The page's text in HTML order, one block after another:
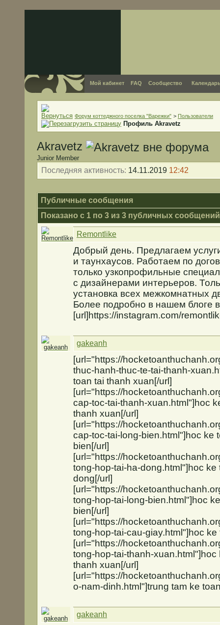
Мой кабинет FAQ Сообщество
Форум коттеджного поселка "Варежки" > Пользователи
Профиль Akravetz
Akravetz
Junior Member
Последняя активность: 14.11.2019 12:42
Публичные сообщения
Показано с 1 по 3 из 3 публичных сообщений
Remontlike
Добрый день. Предлагаем
и таунхаусов. Работаем по
только узкопрофильные
с дизайнерами интерьеров.
установка всех межкомнатных
Более подробно в нашем блоге
[url]https://instagram.com/
gakeanh
[url="https://
thuc-hanh-thuc-te-tai-thanh-
toan tai thanh xuan[/url]
[url="https://
cap-toc-tai-thanh-xuan.html"]hoc
thanh xuan[/url]
[url="https://
cap-toc-tai-long-bien.html"]hoc ke
bien[/url]
[url="https://
tong-hop-tai-ha-dong.html"]hoc
dong[/url]
[url="https://
tong-hop-tai-long-bien.html"]hoc
bien[/url]
[url="https://
tong-hop-tai-cau-giay.html"]hoc
[url="https://
tong-hop-tai-thanh-
thanh xuan[/url]
[url="https://
o-nam-dinh.html"]trung tam ke
gakeanh